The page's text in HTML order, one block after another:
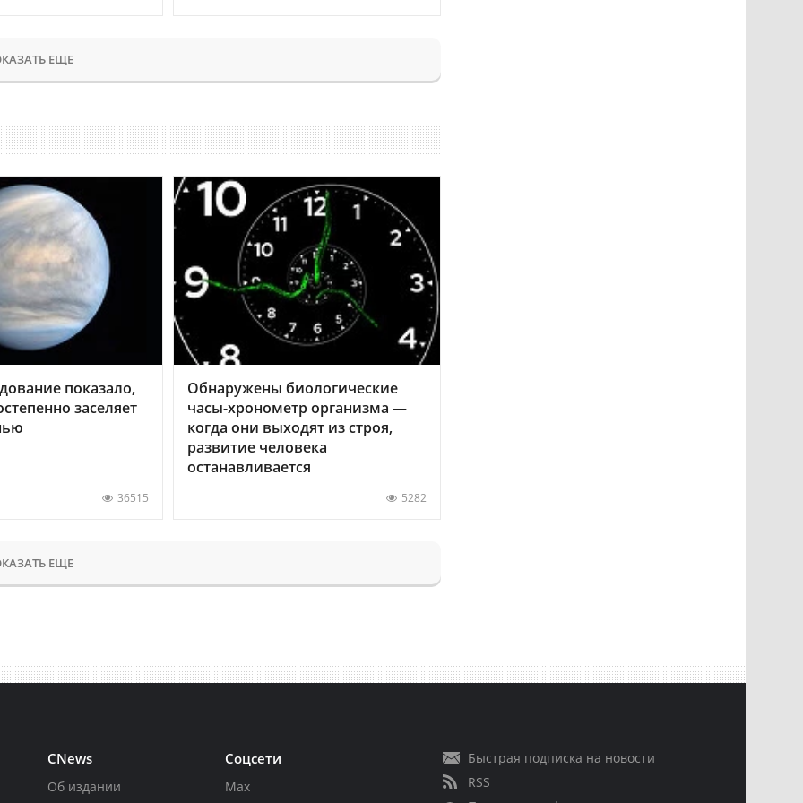
ЕЩЕ
показало,
заселяет
36515
Обнаружены биологические
часы-хронометр организма —
когда они выходят из строя,
развитие человека
останавливается
5282
ЕЩЕ
CNews
Об издании
Соцсети
Max
Быстрая подписка на новости
RSS